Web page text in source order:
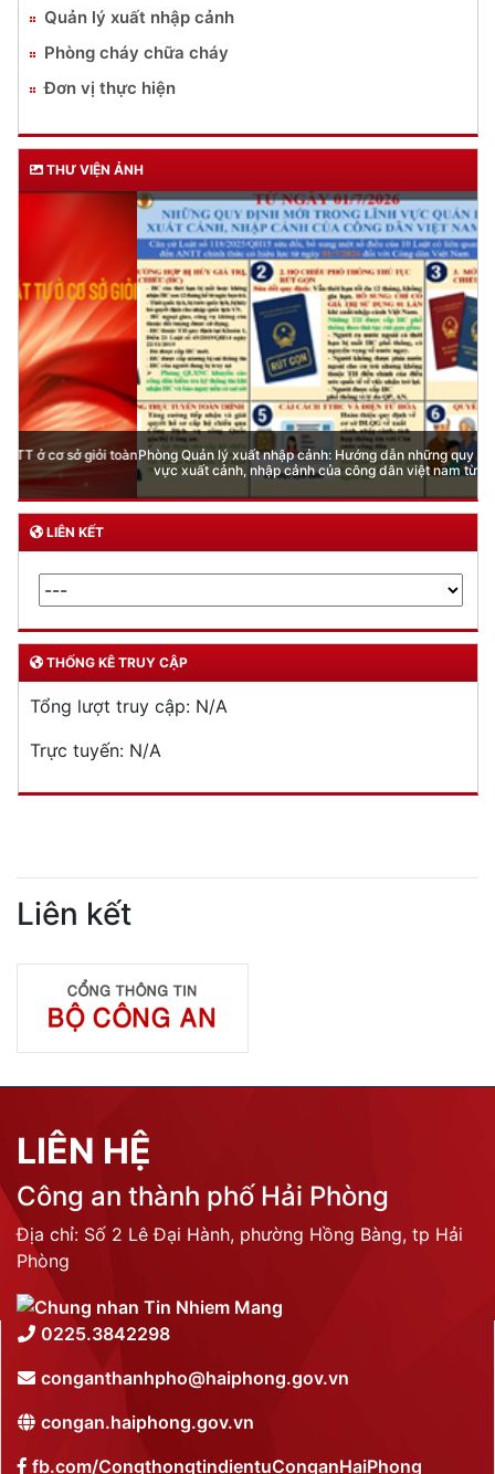
Quản lý xuất nhập cảnh
Phòng cháy chữa cháy
Đơn vị thực hiện
THƯ VIỆN ẢNH
Phòng Quản lý xuất nhập cảnh: Hướng dẫn những quy định mới trong lĩnh
vực xuất cảnh, nhập cảnh của công dân việt nam từ ngày 01/7/2026
LIÊN KẾT
THỐNG KÊ TRUY CẬP
Tổng lượt truy cập: N/A
Trực tuyến: N/A
Liên kết
LIÊN HỆ
Công an thành phố Hải Phòng
Địa chỉ: Số 2 Lê Đại Hành, phường Hồng Bàng, tp Hải
Phòng
0225.3842298
conganthanhpho@haiphong.gov.vn
congan.haiphong.gov.vn
fb.com/CongthongtindientuConganHaiPhong